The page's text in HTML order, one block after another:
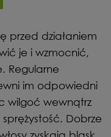
przed działaniem
je i wzmocnić,
Regularne
im odpowiedni
wilgoć wewnątrz
Dobrze